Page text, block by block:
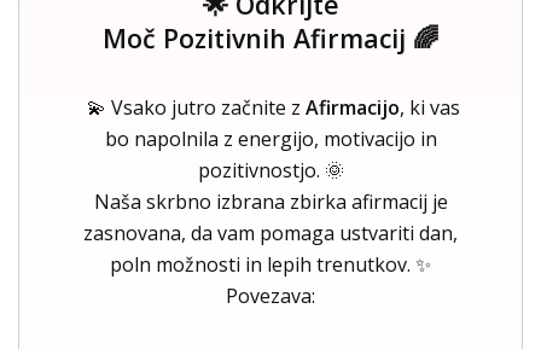
Moč Pozitivnih Afirmacij 🌈
💫 Vsako jutro začnite z Afirmacijo, ki vas
bo napolnila z energijo, motivacijo in
pozitivnostjo. 🌞
Naša skrbno izbrana zbirka afirmacij je
zasnovana, da vam pomaga ustvariti dan,
poln možnosti in lepih trenutkov. ✨
Povezava: